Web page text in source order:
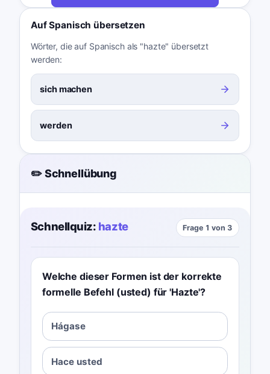
Auf Spanisch übersetzen
Wörter, die auf Spanisch als "hazte" übersetzt
werden:
sich machen
werden
✏️ Schnellübung
Schnellquiz: hazte Frage 1 von 3
Welche dieser Formen ist der korrekte
formelle Befehl (usted) für 'Hazte'?
Hágase
Hace usted